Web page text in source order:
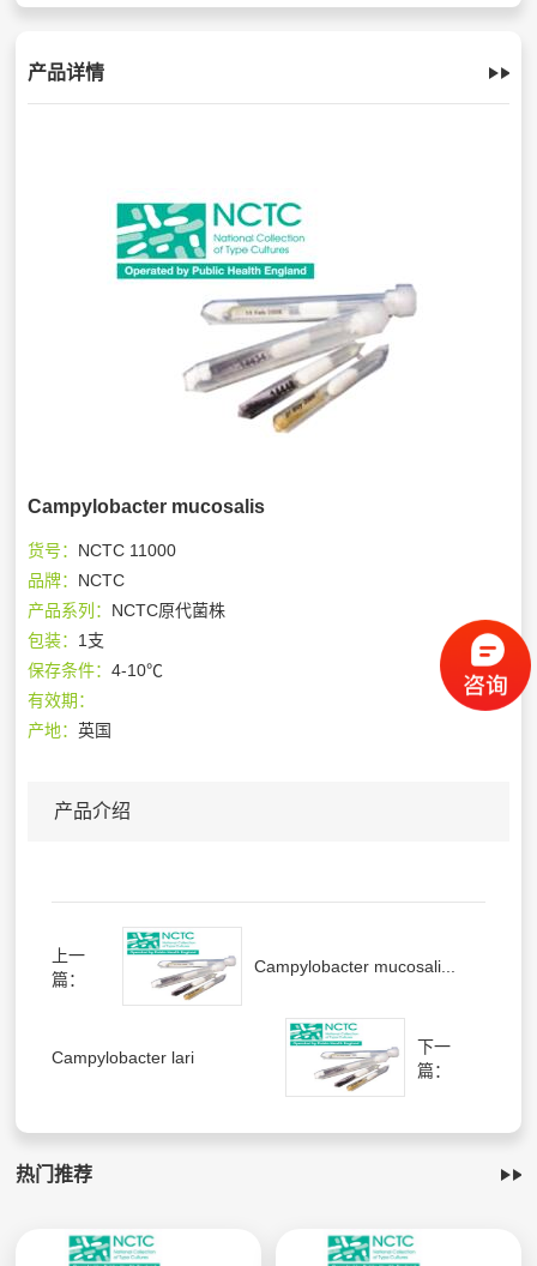
产品详情
Campylobacter mucosalis
货号： NCTC 11000
品牌： NCTC
产品系列： NCTC原代菌株
包装： 1支
保存条件：4-10℃
有效期：
产地：英国
产品介绍
上一
篇：
Campylobacter mucosali...
Campylobacter lari
下一
篇：
热门推荐